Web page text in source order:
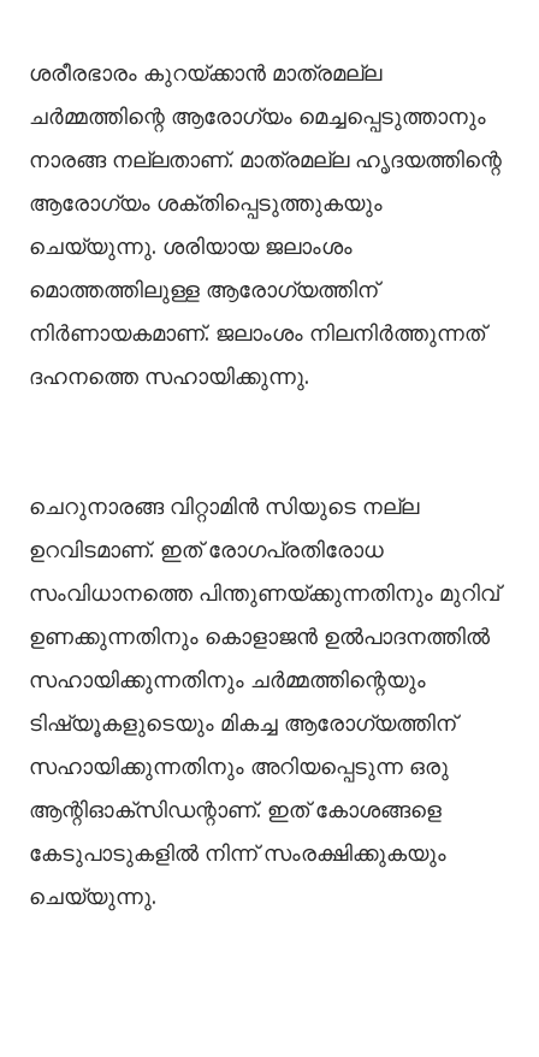
ശരീരഭാരം കുറയ്ക്കാൻ മാത്രമല്ല
ചർമ്മത്തിന്റെ ആരോ​ഗ്യം മെച്ചപ്പെടുത്താനും
നാരങ്ങ നല്ലതാണ്. മാത്രമല്ല ഹൃദയത്തിന്റെ
ആരോഗ്യം ശക്തിപ്പെടുത്തുകയും
ചെയ്യുന്നു. ശരിയായ ജലാംശം
മൊത്തത്തിലുള്ള ‌ആരോ​ഗ്യത്തിന്
നിർണായകമാണ്. ജലാംശം നിലനിർത്തുന്നത്
ദഹനത്തെ സഹായിക്കുന്നു.
ചെറുനാരങ്ങ വിറ്റാമിൻ സിയുടെ നല്ല
ഉറവിടമാണ്. ഇത് രോഗപ്രതിരോധ
സംവിധാനത്തെ പിന്തുണയ്ക്കുന്നതിനും മുറിവ്
ഉണക്കുന്നതിനും കൊളാജൻ ഉൽപാദനത്തിൽ
സഹായിക്കുന്നതിനും ചർമ്മത്തിന്റെയും
ടിഷ്യൂകളുടെയും മികച്ച ആരോഗ്യത്തിന്
സഹായിക്കുന്നതിനും അറിയപ്പെടുന്ന ഒരു
ആന്റിഓക്‌സിഡന്റാണ്. ഇത് കോശങ്ങളെ
കേടുപാടുകളിൽ നിന്ന് സംരക്ഷിക്കുകയും
ചെയ്യുന്നു.